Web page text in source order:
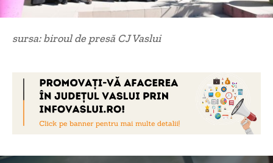
sursa: biroul de presă CJ Vaslui